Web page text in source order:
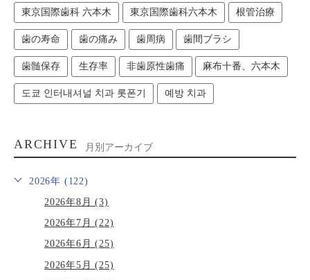
東京国際歯科 六本木 東京国際歯科六本木 根管治療
歯の寿命 歯の痛み 歯周病 歯間ブラシ
歯髄保存 生存率 非歯原性歯痛 麻布十番、六本木
도쿄 인터내셔널 치과 롯폰기 예방 치과
ARCHIVE 月別アーカイブ
2026年 (122)
2026年8月 (3)
2026年7月 (22)
2026年6月 (25)
2026年5月 (25)